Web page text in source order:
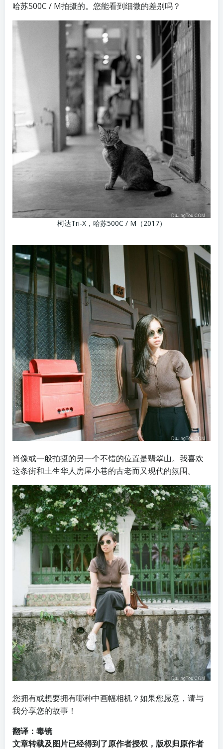
哈苏500C / M拍摄的。您能看到细微的差别吗？
柯达Tri-X，哈苏500C / M（2017）
肖像或一般拍摄的另一个不错的位置是翡翠山。我喜欢
这条街和土生华人房屋小巷的古老而又现代的氛围。
您拥有或想要拥有哪种中画幅相机？如果您愿意，请与
我分享您的故事！
翻译：毒镜
文章转载及图片已经得到了原作者授权，版权归原作者